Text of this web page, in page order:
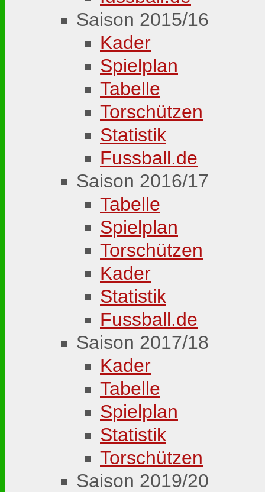
Saison 2015/16
Kader
Spielplan
Tabelle
Torschützen
Statistik
Fussball.de
Saison 2016/17
Tabelle
Spielplan
Torschützen
Kader
Statistik
Fussball.de
Saison 2017/18
Kader
Tabelle
Spielplan
Statistik
Torschützen
Saison 2019/20